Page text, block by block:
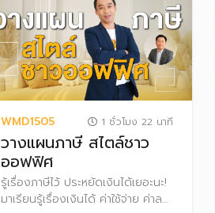
WMD1505 1 ชั่วโมง 22 นาที
วางแผนภาษี สไตล์ชาว
ออฟฟิศ
รู้เรื่องภาษีไว้ ประหยัดเงินได้เยอะนะ!
มาเรียนรู้เรื่องเงินได้ ค่าใช้จ่าย ค่าลด